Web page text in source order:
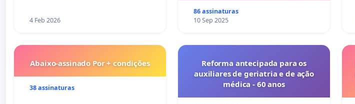
4 Feb 2026
86 assinaturas
10 Sep 2025
Abaixo-assinado Por + condições
38 assinaturas
Reforma antecipada para os
auxiliares de geriatria e de ação
médica - 60 anos